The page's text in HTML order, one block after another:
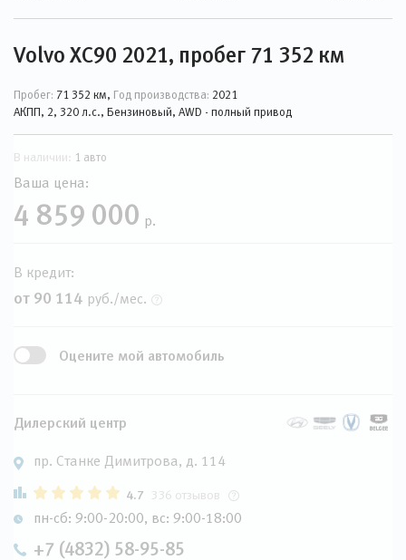
Volvo XC90 2021, пробег 71 352 км
Пробег: 71 352 км, Год производства: 2021
АКПП, 2, 320 л.с., Бензиновый, AWD - полный привод
В наличии: 1 авто
Ваша цена:
4 859 000 р.
В кредит:
от 90 114 руб./мес.
Оцените мой автомобиль
Дилерский центр
пр. Станке Димитрова, д. 114
4.7 336 отзывов
пн-сб: 9:00-20:00, вс: 9:00-18:00
+7 (4832) 58-95-85